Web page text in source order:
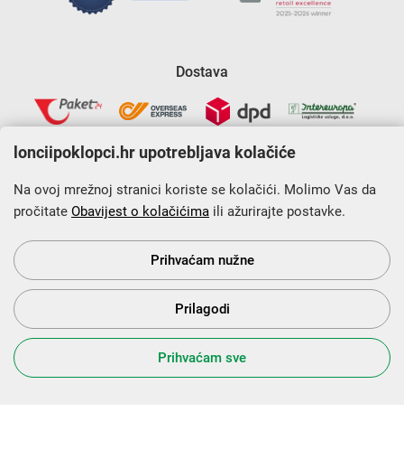
Dostava
Krajnji primatelj financijskog instrumenta sufinanciranog iz
Europskog fonda za regionalni razvoj u sklopu Operativnog
programa „Konkurentnost i kohezija”.
s Vama od 2014. godine!
lonciipoklopci.hr upotrebljava kolačiće
Na ovoj mrežnoj stranici koriste se kolačići. Molimo Vas da
pročitate Obavijest o kolačićima ili ažurirajte postavke.
Prihvaćam nužne
Prilagodi
Prihvaćam sve